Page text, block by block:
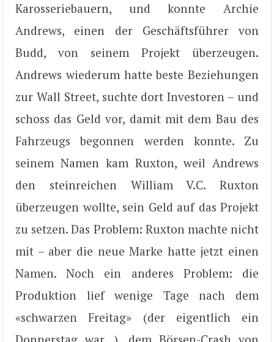
Karosseriebauern, und konnte Archie
Andrews, einen der Geschäftsführer von
Budd, von seinem Projekt überzeugen.
Andrews wiederum hatte beste Beziehungen
zur Wall Street, suchte dort Investoren – und
schoss das Geld vor, damit mit dem Bau des
Fahrzeugs begonnen werden konnte. Zu
seinem Namen kam Ruxton, weil Andrews
den steinreichen William V.C. Ruxton
überzeugen wollte, sein Geld auf das Projekt
zu setzen. Das Problem: Ruxton machte nicht
mit – aber die neue Marke hatte jetzt einen
Namen. Noch ein anderes Problem: die
Produktion lief wenige Tage nach dem
«schwarzen Freitag» (der eigentlich ein